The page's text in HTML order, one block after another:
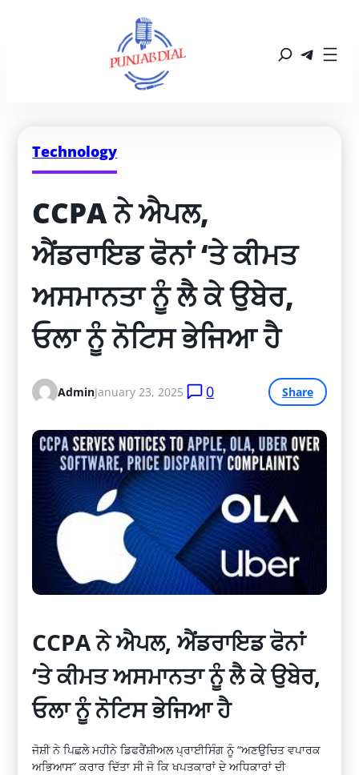
Technology
CCPA ਨੇ ਐਪਲ,
ਐਂਡਰਾਇਡ ਫੋਨਾਂ ‘ਤੇ ਕੀਮਤ
ਅਸਮਾਨਤਾ ਨੂੰ ਲੈ ਕੇ ਉਬੇਰ,
ਓਲਾ ਨੂੰ ਨੋਟਿਸ ਭੇਜਿਆ ਹੈ
AdminJanuary 23, 2025 0 Share
CCPA ਨੇ ਐਪਲ, ਐਂਡਰਾਇਡ ਫੋਨਾਂ
‘ਤੇ ਕੀਮਤ ਅਸਮਾਨਤਾ ਨੂੰ ਲੈ ਕੇ ਉਬੇਰ,
ਓਲਾ ਨੂੰ ਨੋਟਿਸ ਭੇਜਿਆ ਹੈ
ਜੋਸ਼ੀ ਨੇ ਪਿਛਲੇ ਮਹੀਨੇ ਡਿਫਰੈਂਸ਼ੀਅਲ ਪ੍ਰਾਈਸਿੰਗ ਨੂੰ “ਅਣਉਚਿਤ ਵਪਾਰਕ
ਅਭਿਆਸ” ਕਰਾਰ ਦਿੱਤਾ ਸੀ ਜੋ ਕਿ ਖਪਤਕਾਰਾਂ ਦੇ ਅਧਿਕਾਰਾਂ ਦੀ